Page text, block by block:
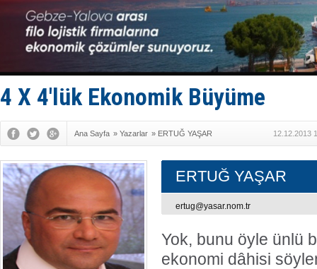
Keşfedildi:
D-Marin,
Van’da
ASEAN ilk
TAYK -
4 X 4'lük Ekonomik Büyüme
Ana Sayfa » Yazarlar » ERTUĞ YAŞAR 12.12.2013
ERTUĞ YAŞAR
ertug@yasar.nom.tr
Yok, bunu öyle ünlü
ekonomi dâhisi